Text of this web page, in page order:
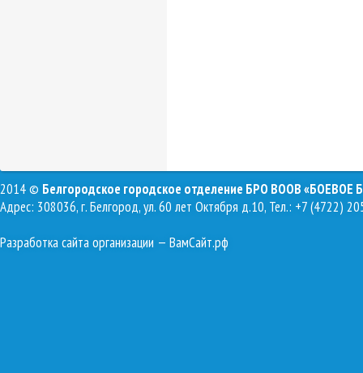
2014 © Белгородское городское отделение БРО ВООВ «БОЕВОЕ
Адрес: 308036, г. Белгород, ул. 60 лет Октября д.10, Тел.: +7 (4722)
Разработка сайта организации — ВамСайт.рф